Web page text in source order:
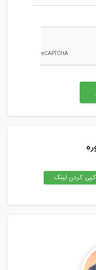
کپی کردن لینک